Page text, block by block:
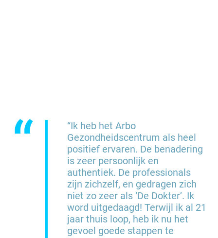
“
“Ik heb het Arbo
Gezondheidscentrum als heel
positief ervaren. De benadering
is zeer persoonlijk en
authentiek. De professionals
zijn zichzelf, en gedragen zich
niet zo zeer als ‘De Dokter’. Ik
word uitgedaagd! Terwijl ik al 21
jaar thuis loop, heb ik nu het
gevoel goede stappen te